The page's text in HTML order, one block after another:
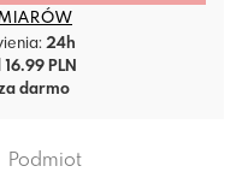
24h
16.99 PLN
darmo
Podmiot